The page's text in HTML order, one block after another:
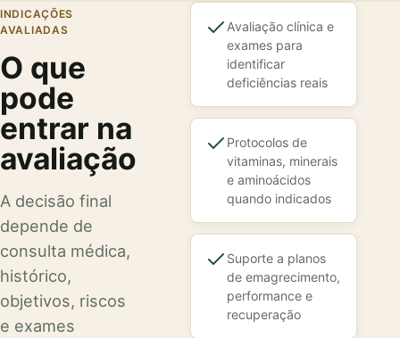
INDICAÇÕES
AVALIADAS
O que
pode
entrar na
avaliação
A decisão final
depende de
consulta médica,
histórico,
objetivos, riscos
e exames
Avaliação clínica e
exames para
identificar
deficiências reais
Protocolos de
vitaminas, minerais
e aminoácidos
quando indicados
Suporte a planos
de emagrecimento,
performance e
recuperação